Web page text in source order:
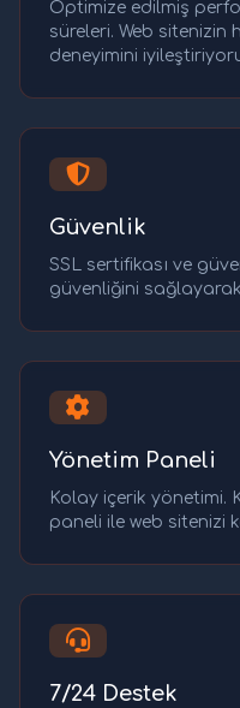
Optimize edilmiş
süreleri. Web sitenizin
deneyimini
Güvenlik
SSL sertifikası ve
güvenliğini
Yönetim Paneli
Kolay içerik yönetimi.
paneli ile web sitenizi
7/24 Destek